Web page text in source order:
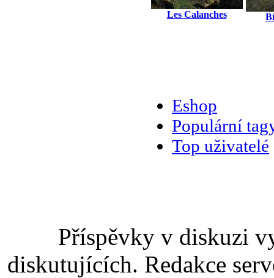
Les Calanches
Eshop
Populární
Top uživatelé
Příspěvky v diskuzi
diskutujících. Redakce